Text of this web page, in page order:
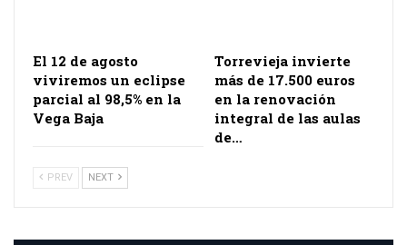
El 12 de agosto
viviremos un eclipse
parcial al 98,5% en la
Vega Baja
Torrevieja invierte
más de 17.500 euros
en la renovación
integral de las aulas
de…
PREV NEXT